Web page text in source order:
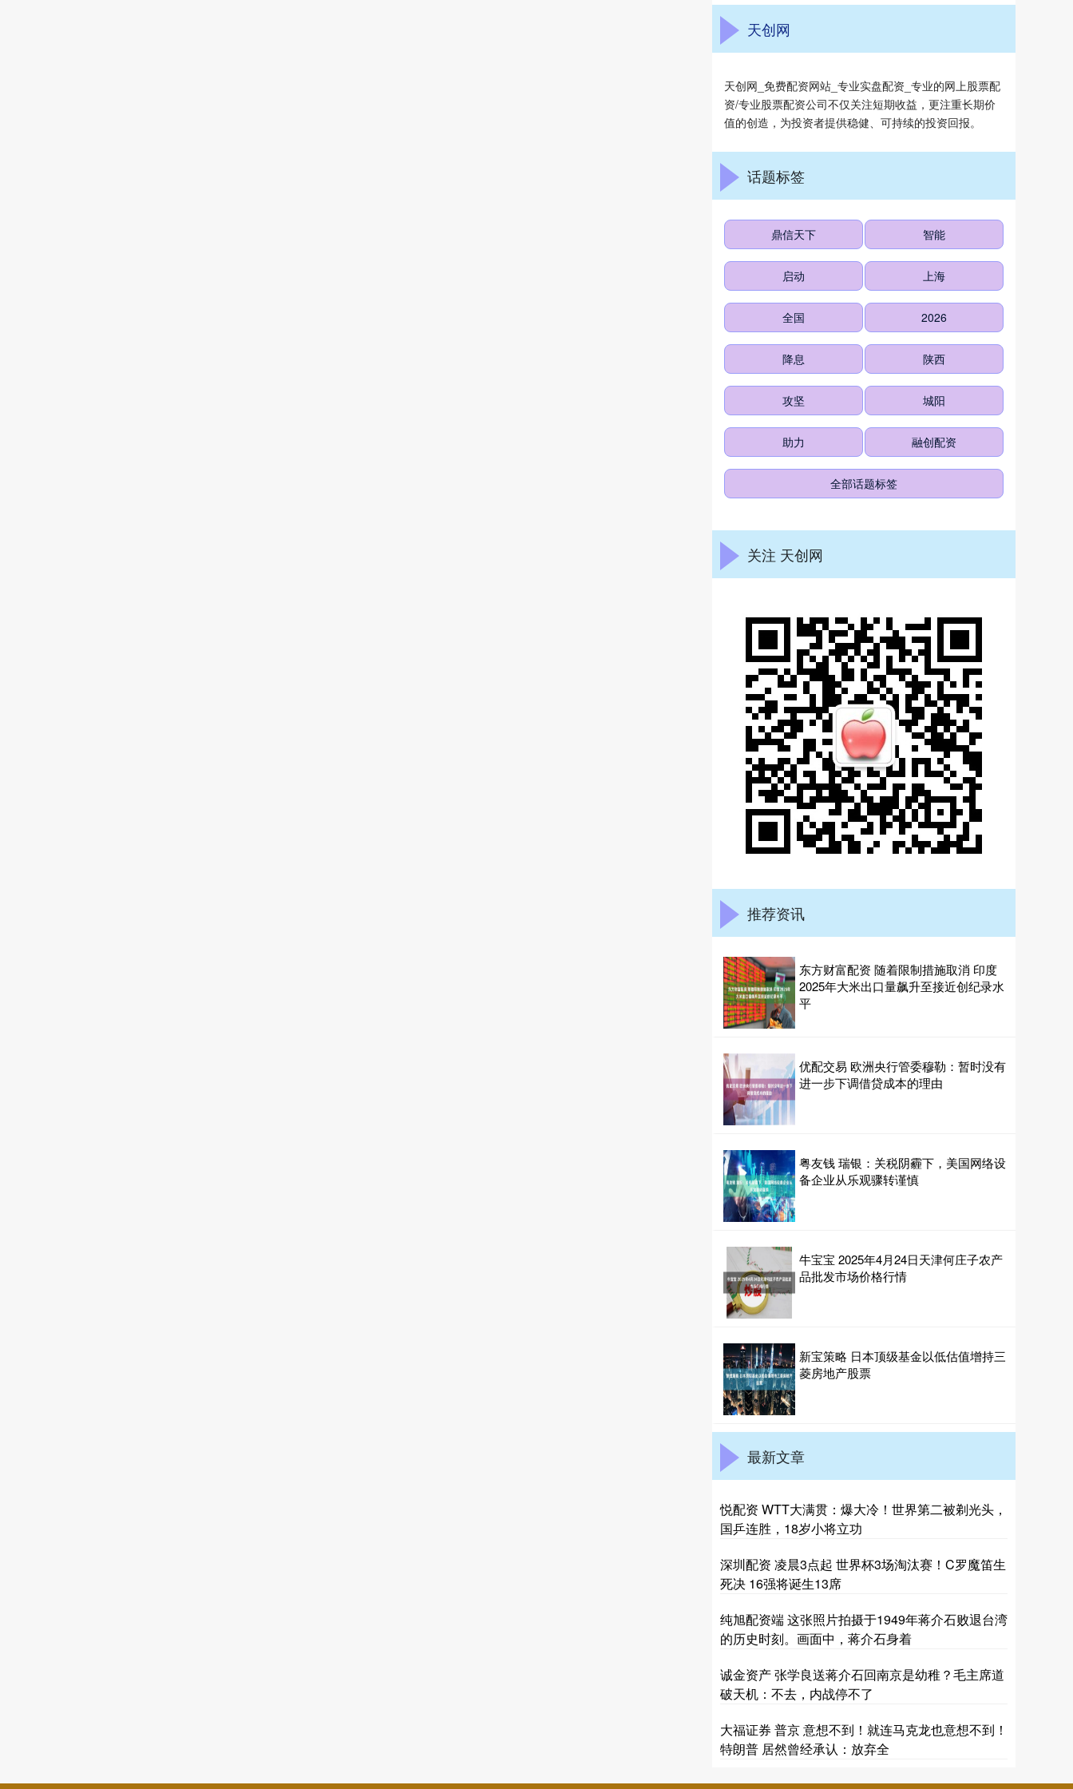
天创网
天创网_免费配资网站_专业实盘配资_专业的网上股票配
资/专业股票配资公司不仅关注短期收益，更注重长期价
值的创造，为投资者提供稳健、可持续的投资回报。
话题标签
鼎信天下 智能
启动 上海
全国 2026
降息 陕西
攻坚 城阳
助力 融创配资
全部话题标签
关注 天创网
推荐资讯
东方财富配资 随着限制措施取消 印度
2025年大米出口量飙升至接近创纪录水
平
优配交易 欧洲央行管委穆勒：暂时没有
进一步下调借贷成本的理由
粤友钱 瑞银：关税阴霾下，美国网络设
备企业从乐观骤转谨慎
牛宝宝 2025年4月24日天津何庄子农产
品批发市场价格行情
新宝策略 日本顶级基金以低估值增持三
菱房地产股票
最新文章
悦配资 WTT大满贯：爆大冷！世界第二被剃光头，
国乒连胜，18岁小将立功
深圳配资 凌晨3点起 世界杯3场淘汰赛！C罗魔笛生
死决 16强将诞生13席
纯旭配资端 这张照片拍摄于1949年蒋介石败退台湾
的历史时刻。画面中，蒋介石身着
诚金资产 张学良送蒋介石回南京是幼稚？毛主席道
破天机：不去，内战停不了
大福证券 普京 意想不到！就连马克龙也意想不到！
特朗普 居然曾经承认：放弃全